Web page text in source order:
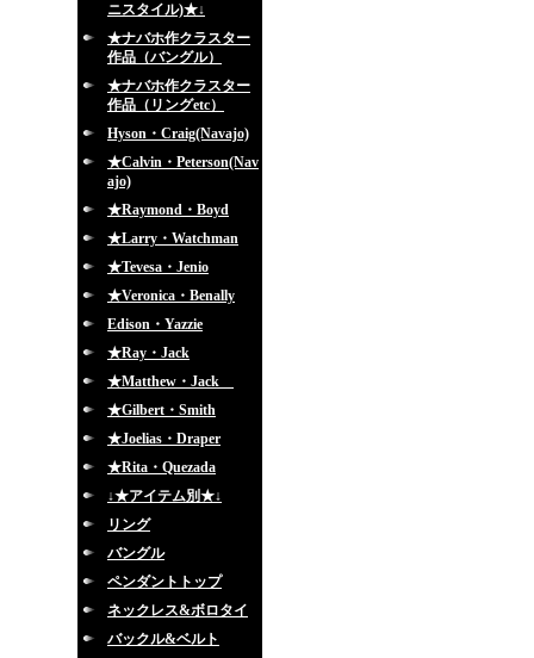
ニスタイル)★↓
★ナバホ作クラスター
作品（バングル）
★ナバホ作クラスター
作品（リングetc）
Hyson・Craig(Navajo)
★Calvin・Peterson(Nav
ajo)
★Raymond・Boyd
★Larry・Watchman
★Tevesa・Jenio
★Veronica・Benally
Edison・Yazzie
★Ray・Jack
★Matthew・Jack
★Gilbert・Smith
★Joelias・Draper
★Rita・Quezada
↓★アイテム別★↓
リング
バングル
ペンダントトップ
ネックレス&ボロタイ
バックル&ベルト